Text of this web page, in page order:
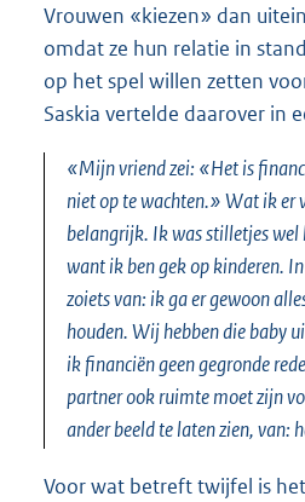
Vrouwen «kiezen» dan
omdat ze hun relatie in
op het spel willen zetten
Saskia vertelde daarover in
«Mijn vriend zei: «Het is
niet op te wachten.» Wat ik er
belangrijk. Ik was stilletjes
want ik ben gek op kinderen.
zoiets van: ik ga er gewoon
houden. Wij hebben die baby
ik financiën geen gegronde
partner ook ruimte moet zijn
ander beeld te laten zien, van:
Voor wat betreft twijfel is